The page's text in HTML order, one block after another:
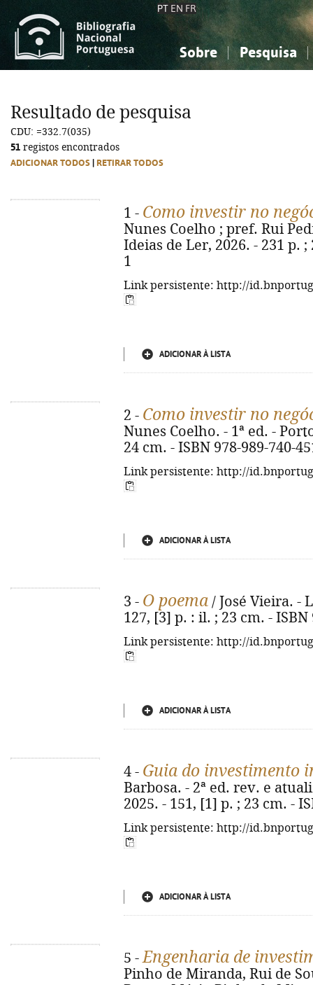
PT EN FR
Sobre Pesquisa
Ciências sociais...
Ciências sociais...
Resultado de pesquisa
CDU: =332.7(035)
51 registos encontrados
ADICIONAR TODOS RETIRAR TODOS
1 - Como investir no
Nunes Coelho ; pref. Rui
Ideias de Ler, 2026. - 231 p. ;
1
Link persistente: http://
ADICIONAR À LISTA
2 - Como investir no
Nunes Coelho. - 1ª ed. -
24 cm. - ISBN 978-989-740-
Link persistente: http://
ADICIONAR À LISTA
3 - O poema / José Vieira. -
127, [3] p. : il. ; 23 cm. - ISBN
Link persistente: http://
ADICIONAR À LISTA
4 - Guia do investimento
Barbosa. - 2ª ed. rev. e
2025. - 151, [1] p. ; 23 cm. -
Link persistente: http://
ADICIONAR À LISTA
5 -Engenharia de
Pinho de Miranda, Rui de